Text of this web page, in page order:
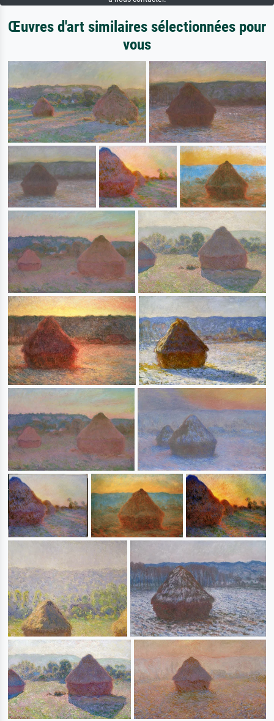
Œuvres d'art similaires sélectionnées pour
vous